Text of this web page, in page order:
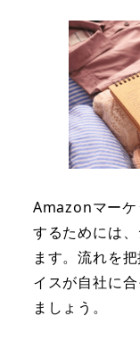
Amazonマーケ
するためには
ます。流れを
イスが自社に
ましょう。